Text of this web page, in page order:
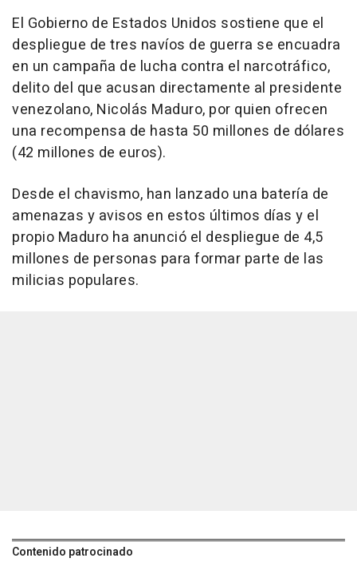
El Gobierno de Estados Unidos sostiene que el
despliegue de tres navíos de guerra se encuadra
en un campaña de lucha contra el narcotráfico,
delito del que acusan directamente al presidente
venezolano, Nicolás Maduro, por quien ofrecen
una recompensa de hasta 50 millones de dólares
(42 millones de euros).
Desde el chavismo, han lanzado una batería de
amenazas y avisos en estos últimos días y el
propio Maduro ha anunció el despliegue de 4,5
millones de personas para formar parte de las
milicias populares.
Contenido patrocinado